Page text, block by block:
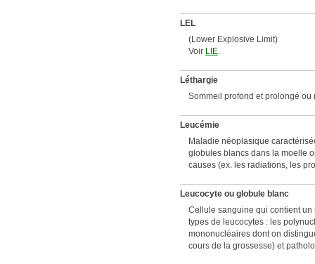
LEL
​(Lower Explosive Limit)
Voir LIE.
Léthargie
Sommeil profond et prolongé ou
Leucémie
Maladie néoplasique
globules blancs dans la moelle
causes (ex. les radiations, les
Leucocyte ou globule blanc
Cellule sanguine qui contient
types de leucocytes : les
mononucléaires dont on
cours de la grossesse) et